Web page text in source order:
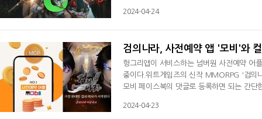
상은 10회이며, 10회 달성 시 신화 등급을
2024-04-24
검의나라, 사전예약 앱 '모비'와
헝그리앱이 서비스하는 넘버원 사전예약 어
중이다.위트게임즈의 신작 MMORPG '검의
모비 페이스북의 댓글로 등록하면 되는 간
포인트)를 증정한다.사전예약 어플리케이션
2024-04-23